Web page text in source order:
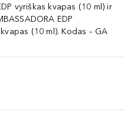
vyriškas kvapas (10 ml) ir
EDP
(10 ml). Kodas – GA